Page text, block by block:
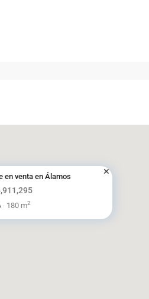
en venta en Álamos
· 180 m2